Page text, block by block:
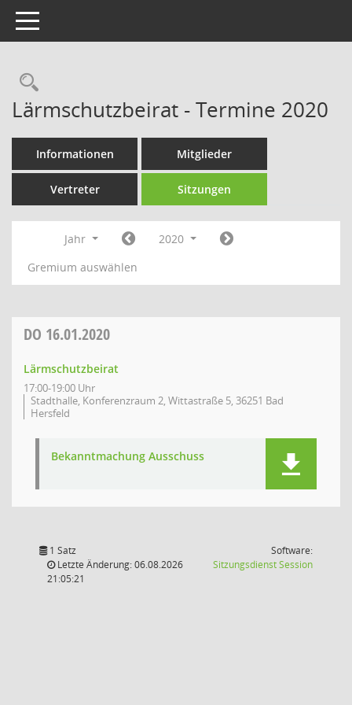
Toggle navigation
Rechercheauswahl
Lärmschutzbeirat - Termine 2020
Informationen Mitglieder
Vertreter Sitzungen
Jahr
2020
Gremium auswählen
DO 16.01.2020
Lärmschutzbeirat
17:00-19:00 Uhr
Stadthalle, Konferenzraum 2, Wittastraße 5, 36251 Bad
Hersfeld
Bekanntmachung Ausschuss
1 Satz
Letzte Änderung: 06.08.2026
21:05:21
Software:
SitzungsdienstSession(Wird in